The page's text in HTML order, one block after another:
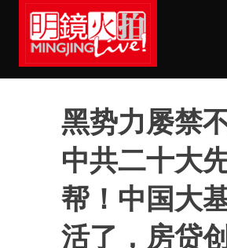
Skip to main
黑势力屡禁
中共二十大
帮！中国大
活了，房贷